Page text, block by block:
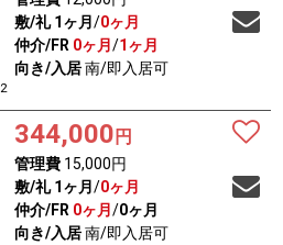
2
敷/礼 1ヶ月 /0ヶ月
仲介/FR 0ヶ月 /1ヶ月
向き/入居南/即入居可
344,000 円
管理費15,000円
敷/礼 1ヶ月 /0ヶ月
仲介/FR 0ヶ月 /0ヶ月
向き/入居南/即入居可